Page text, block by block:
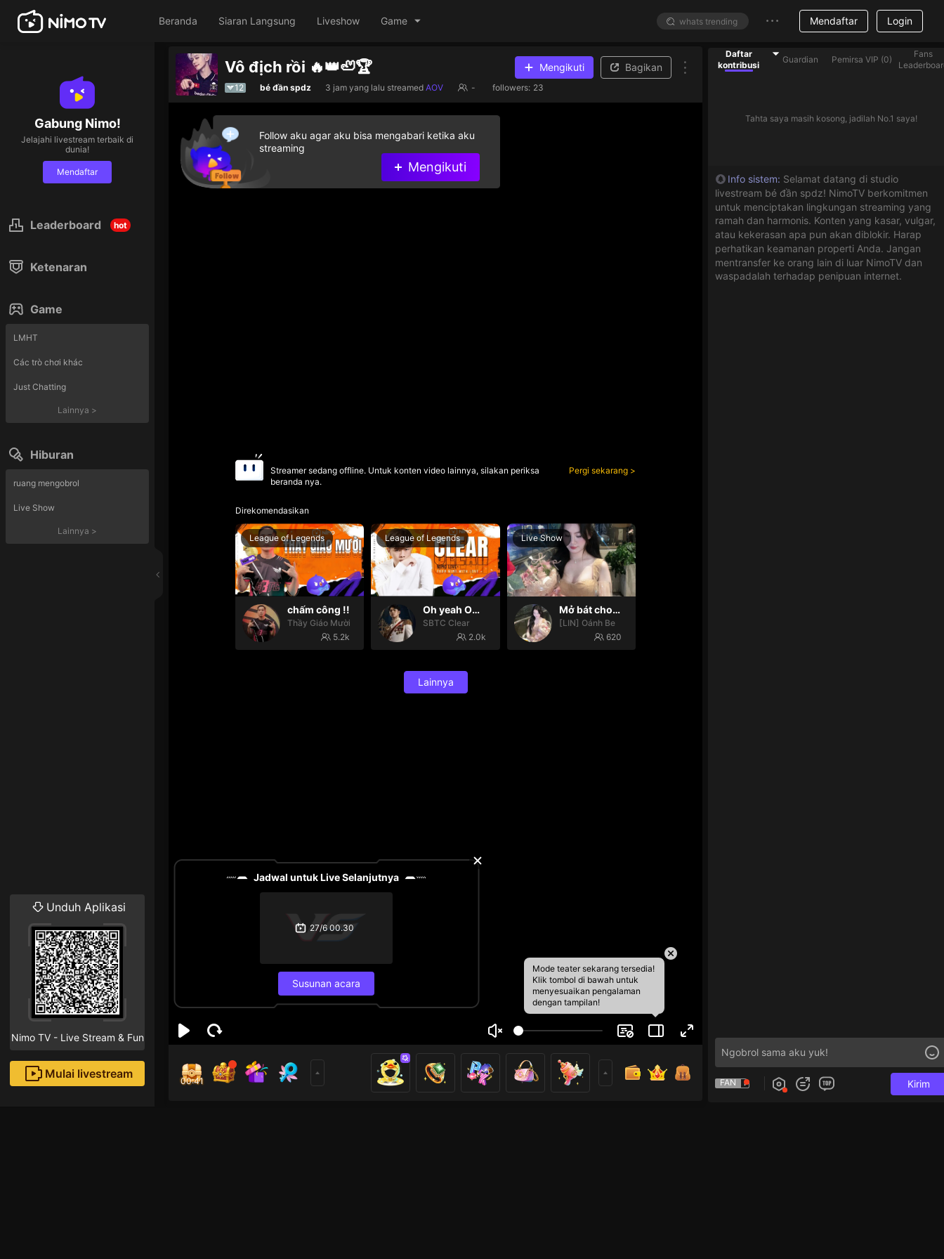
Beranda Siaran Langsung Liveshow Game Mendaftar Login
Gabung Nimo!
Jelajahi livestream terbaik di
dunia!
Mendaftar
Leaderboard hot
Ketenaran
Game
LMHT
Các trò chơi khác
Just Chatting
Lainnya >
Hiburan
ruang mengobrol
Live Show
Lainnya >
Unduh Aplikasi
Nimo TV - Live Stream & Fun
Mulai livestream
Vô địch rồi 🔥👑🦥🏆 Mengikuti Bagikan
12 bé đần spdz 3 jam yang lalu streamedAOV - followers: 23
Mode teater sekarang tersedia!
Klik tombol di bawah untuk
menyesuaikan pengalaman
dengan tampilan!
Streamer sedang offline. Untuk konten video lainnya, silakan periksa
beranda nya.
Pergi sekarang
Direkomendasikan
League of Legends
chấm công !!
Thầy Giáo Mười
5.2k
League of Legends
Oh yeah Oh yeah
SBTC Clear
2.0k
Live Show
Mở bát cho iêm đi😚
[LIN] Oánh Be
620
Lainnya
Jadwal untuk Live Selanjutnya
27/6 00.30
Susunan acara
00:40
Follow aku agar aku bisa mengabari ketika aku
streaming
Mengikuti
Daftar
kontribusi
Guardian Pemirsa VIP (0)
Fans
Tahta saya masih kosong, jadilah No.1 saya!
Info sistem: Selamat datang di studio
livestream bé đần spdz! NimoTV berkomitmen
untuk menciptakan lingkungan streaming yang
ramah dan harmonis. Konten yang kasar, vulgar,
atau kekerasan apa pun akan diblokir. Harap
perhatikan keamanan properti Anda. Jangan
mentransfer ke orang lain di luar NimoTV dan
waspadalah terhadap penipuan internet.
FAN Kirim